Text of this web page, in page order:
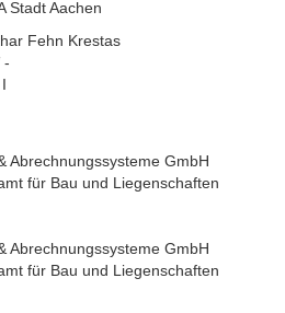
Stadt Aachen
Fehn Krestas
-
Abrechnungssysteme GmbH
für Bau und Liegenschaften
Abrechnungssysteme GmbH
für Bau und Liegenschaften